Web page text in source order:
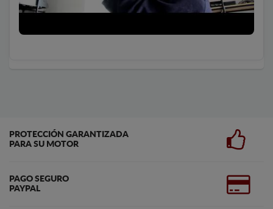
PROTECCIÓN GARANTIZADA
PARA SU MOTOR
PAGO SEGURO
PAYPAL